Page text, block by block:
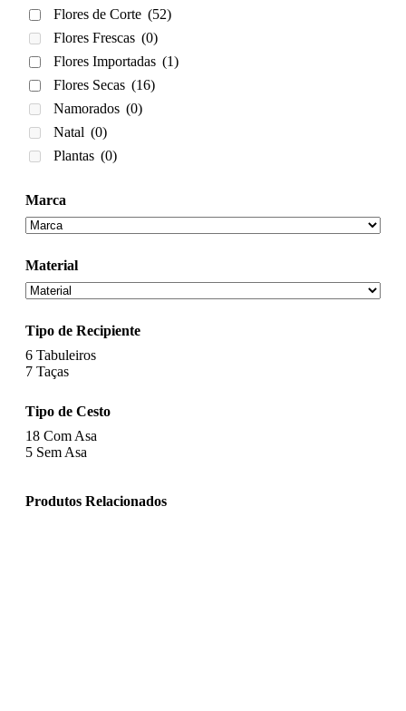
Flores de Corte (52)
Flores Frescas (0)
Flores Importadas (1)
Flores Secas (16)
Namorados (0)
Natal (0)
Plantas (0)
Marca
Material
Tipo de Recipiente
6 Tabuleiros
7 Taças
Tipo de Cesto
18 Com Asa
5 Sem Asa
Produtos Relacionados